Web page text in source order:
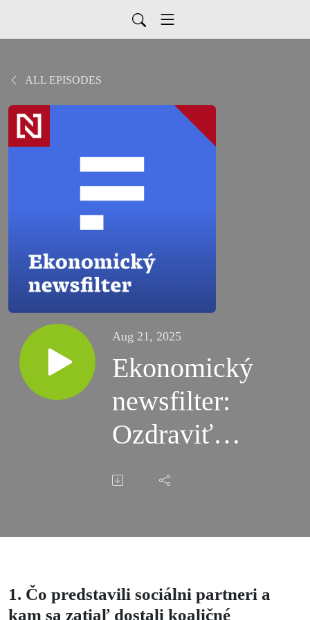
ALL EPISODES
Aug 21, 2025
Ekonomický
newsfilter:
Ozdraviť
financie sa
zvyšovania
znižovania
1. Čo predstavili sociálni partneri a
kam sa zatiaľ dostali koaličné